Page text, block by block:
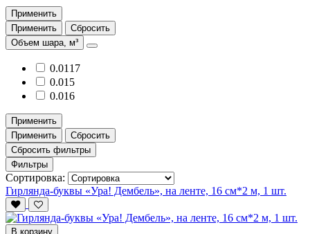
Применить
Применить
Сбросить
Объем шара, м³
0.0117
0.015
0.016
Применить
Применить
Сбросить
Сбросить фильтры
Фильтры
Сортировка:
Гирлянда-буквы «Ура! Дембель», на ленте, 16 см*2 м, 1 шт.
В корзину